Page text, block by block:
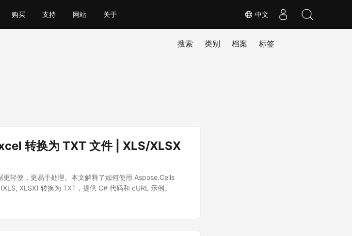
中文
购买 支持 网站 关于
搜索 类别 档案 标签
转换为 TXT 文件 | XLS/XLSX
轻便，更易于处理。本文解释了如何使用 Aspose.Cells
XLSX) 转换为 TXT，提供 C# 代码和 cURL 示例。